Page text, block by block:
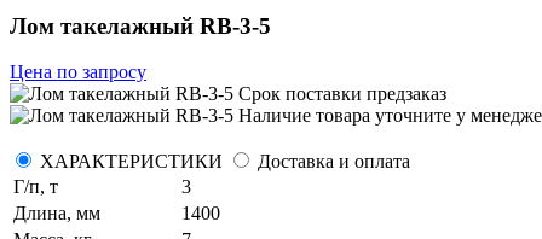
Лом такелажный RB-3-5
Цена по запросу
Срок поставки предзаказ
Наличие товара уточните у
ХАРАКТЕРИСТИКИ
Доставка и оплата
Г/п, т
3
Длина, мм
1400